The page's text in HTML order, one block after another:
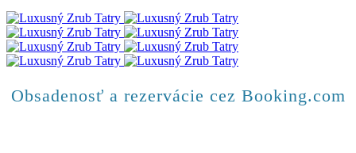
Obsadenosť a rezervácie cez Booking.com